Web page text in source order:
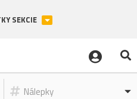
SEKCIE
Nálepky